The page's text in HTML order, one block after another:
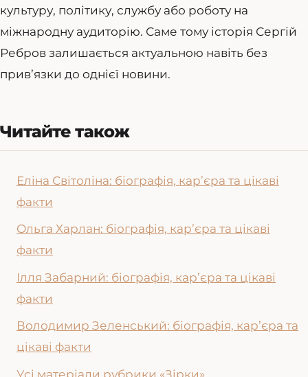
культуру, політику, службу або роботу на
міжнародну аудиторію. Саме тому історія Сергій
Ребров залишається актуальною навіть без
прив’язки до однієї новини.
Читайте також
Еліна Світоліна: біографія, кар’єра та цікаві
факти
Ольга Харлан: біографія, кар’єра та цікаві
факти
Ілля Забарний: біографія, кар’єра та цікаві
факти
Володимир Зеленський: біографія, кар’єра та
цікаві факти
Усі матеріали рубрики «Зірки»